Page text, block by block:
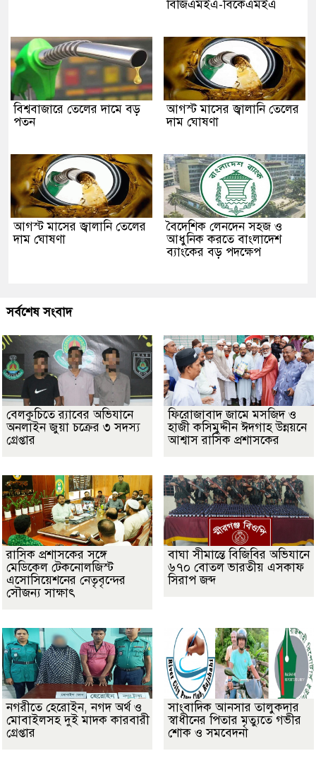
বিজিএমইএ-বিকেএমইএ
বিশ্ববাজারে তেলের দামে বড়
পতন
আগস্ট মাসের জ্বালানি তেলের
দাম ঘোষণা
আগস্ট মাসের জ্বালানি তেলের
দাম ঘোষণা
বৈদেশিক লেনদেন সহজ ও
আধুনিক করতে বাংলাদেশ
ব্যাংকের বড় পদক্ষেপ
সর্বশেষ সংবাদ
বেলকুচিতে র‌্যাবের অভিযানে
অনলাইন জুয়া চক্রের ৩ সদস্য
গ্রেপ্তার
ফিরোজাবাদ জামে মসজিদ ও
হাজী কসিমুদ্দীন ঈদগাহ উন্নয়নে
আশ্বাস রাসিক প্রশাসকের
​রাসিক প্রশাসকের সঙ্গে
মেডিকেল টেকনোলজিস্ট
এসোসিয়েশনের নেতৃবৃন্দের
সৌজন্য সাক্ষাৎ
বাঘা সীমান্তে বিজিবির অভিযানে
৬৭০ বোতল ভারতীয় এসকাফ
সিরাপ জব্দ
নগরীতে হেরোইন, নগদ অর্থ ও
মোবাইলসহ দুই মাদক কারবারী
গ্রেপ্তার
সাংবাদিক আনসার তালুকদার
স্বাধীনের পিতার মৃত্যুতে গভীর
শোক ও সমবেদনা